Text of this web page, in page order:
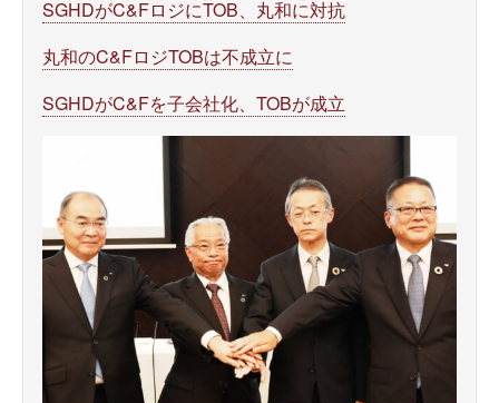
SGHDがC&FロジにTOB、丸和に対抗
丸和のC&FロジTOBは不成立に
SGHDがC&Fを子会社化、TOBが成立